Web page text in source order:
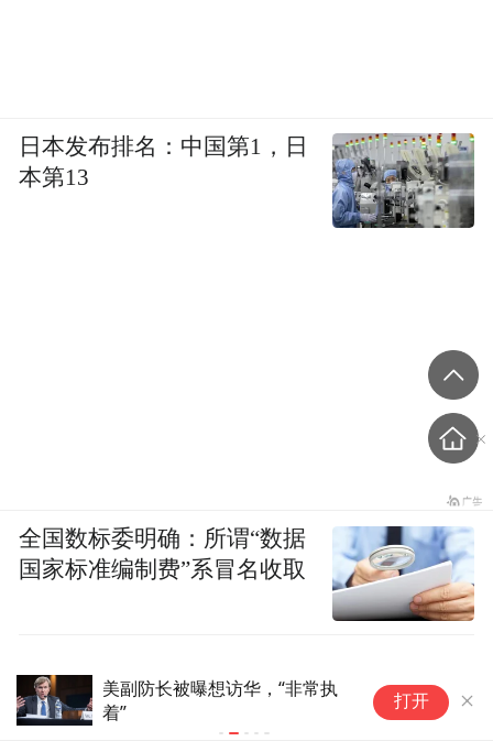
美媒爆料：美国防部高官寻求访
华，却遭中方冷遇
热点问答丨
协议
打开
日本发布排名：中国第1，日
本第13
全国数标委明确：所谓“数据
国家标准编制费”系冒名收取